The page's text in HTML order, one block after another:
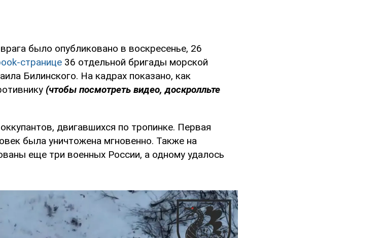
было опубликовано в воскресенье, 26
странице 36 отдельной бригады морской
Билинского. На кадрах показано, как
(чтобы посмотреть видео, доскролльте
двигавшихся по тропинке. Первая
была уничтожена мгновенно. Также на
еще три военных России, а одному удалось